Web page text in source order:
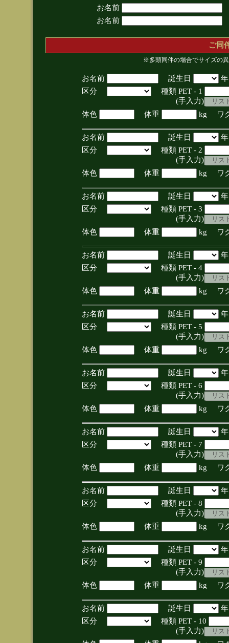
お名前
お名前
ご同
※多頭同伴の場合でサイズの
お名前 誕生日
区分
種類 PET - 1
(手入力)
体色
体重 kg ワ
お名前 誕生日
区分
種類 PET - 2
(手入力)
体色
体重 kg ワ
お名前 誕生日
区分
種類 PET - 3
(手入力)
体色
体重 kg ワ
お名前 誕生日
区分
種類 PET - 4
(手入力)
体色
体重 kg ワ
お名前 誕生日
区分
種類 PET - 5
(手入力)
体色
体重 kg ワ
お名前 誕生日
区分
種類 PET - 6
(手入力)
体色
体重 kg ワ
お名前 誕生日
区分
種類 PET - 7
(手入力)
体色
体重 kg ワ
お名前 誕生日
区分
種類 PET - 8
(手入力)
体色
体重 kg ワ
お名前 誕生日
区分
種類 PET - 9
(手入力)
体色
体重 kg ワ
お名前 誕生日
区分
種類 PET - 10
(手入力)